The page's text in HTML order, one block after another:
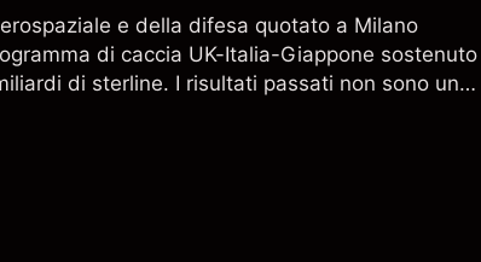
e della difesa quotato a Milano
di caccia UK-Italia-Giappone sostenuto
di sterline. I risultati passati non sono un
futuri.